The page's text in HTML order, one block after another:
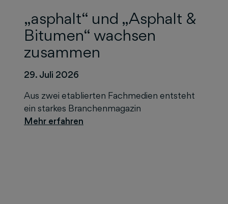
„asphalt“ und „Asphalt &
Bitumen“ wachsen
zusammen
29. Juli 2026
Aus zwei etablierten Fachmedien entsteht
ein starkes Branchenmagazin